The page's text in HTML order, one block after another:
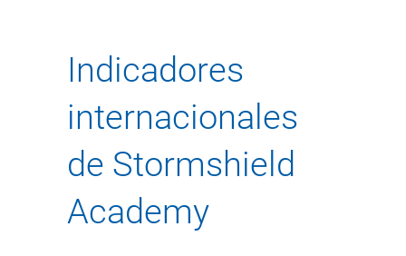
Indicadores
internacionales
de Stormshield
Academy